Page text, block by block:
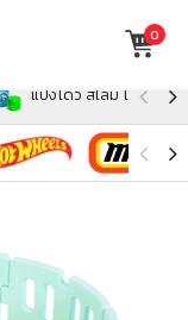
0
แป้งโดว์ สไลม์ โฟม สำห